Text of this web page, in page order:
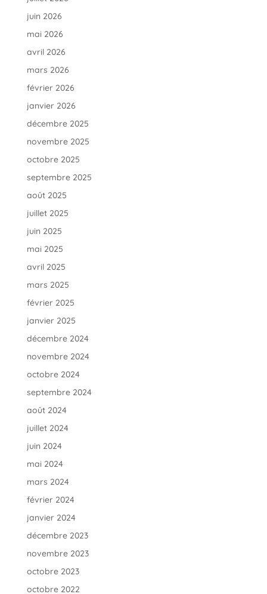
juin 2026
mai 2026
avril 2026
mars 2026
février 2026
janvier 2026
décembre 2025
novembre 2025
octobre 2025
septembre 2025
août 2025
juillet 2025
juin 2025
mai 2025
avril 2025
mars 2025
février 2025
janvier 2025
décembre 2024
novembre 2024
octobre 2024
septembre 2024
août 2024
juillet 2024
juin 2024
mai 2024
mars 2024
février 2024
janvier 2024
décembre 2023
novembre 2023
octobre 2023
octobre 2022